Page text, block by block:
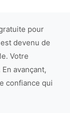
pour
devenu de
Votre
avançant,
confiance qui